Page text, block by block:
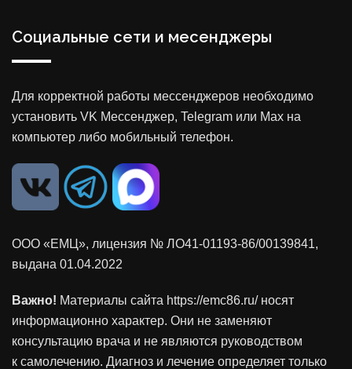
Социальные сети и месенджеры
Для корректной работы мессенджеров необходимо
установить VK Мессенджер, Telegram или Max на
компьютер либо мобильный телефон.
ООО «ЕМЦ», лицензия № ЛО41-01193-86/00139841,
выдана 01.04.2022
Важно! Материалы сайта https://emc86.ru/ носят
информационно характер. Они не заменяют
консультацию врача и не являются руководством
к самолечению. Диагноз и лечение определяет только